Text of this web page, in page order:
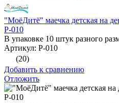
"МоёДитё" маечка детская на
Р-010
В упаковке 10 штук разного
Артикул: Р-010
(20)
Добавить к сравнению
Отложить